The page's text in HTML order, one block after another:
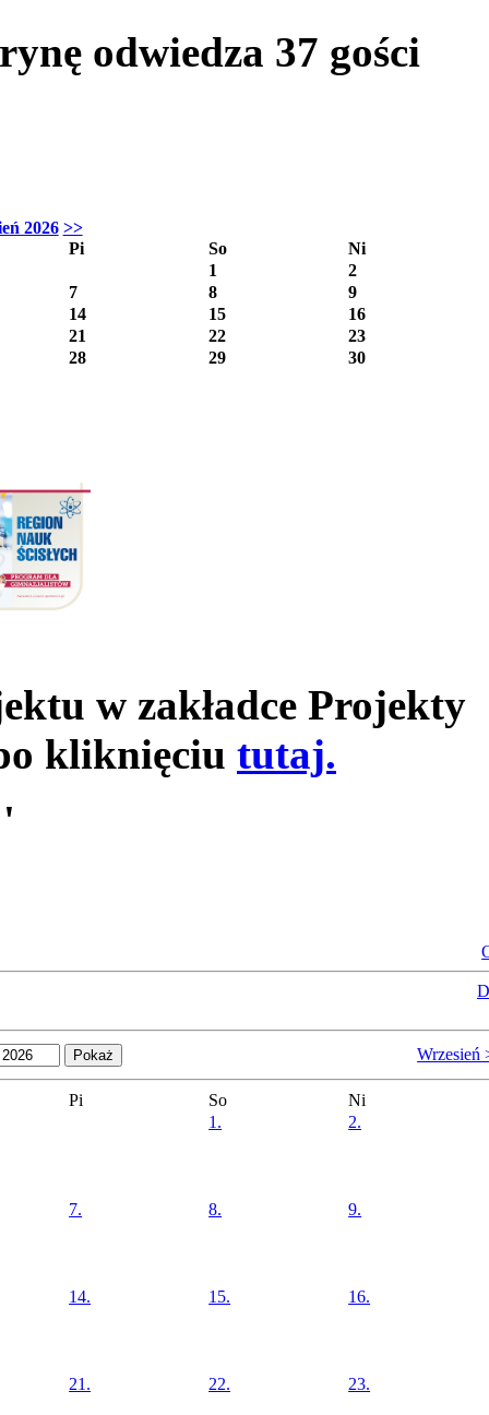
odwiedza 37 gości
2026 >>
Pi
So
Ni
1
2
7
8
9
14
15
16
21
22
23
28
29 30
w zakładce Projekty
kliknięciu tutaj.
'
Wrzesień
Pi So
Ni
1.
2.
7. 8. 9.
14. 15. 16.
21. 22. 23.